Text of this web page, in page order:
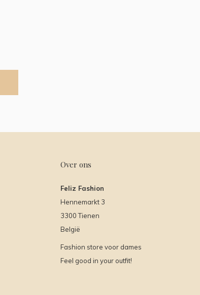
Over ons
Feliz Fashion
Hennemarkt 3
3300 Tienen
België
Fashion store voor dames
Feel good in your outfit!